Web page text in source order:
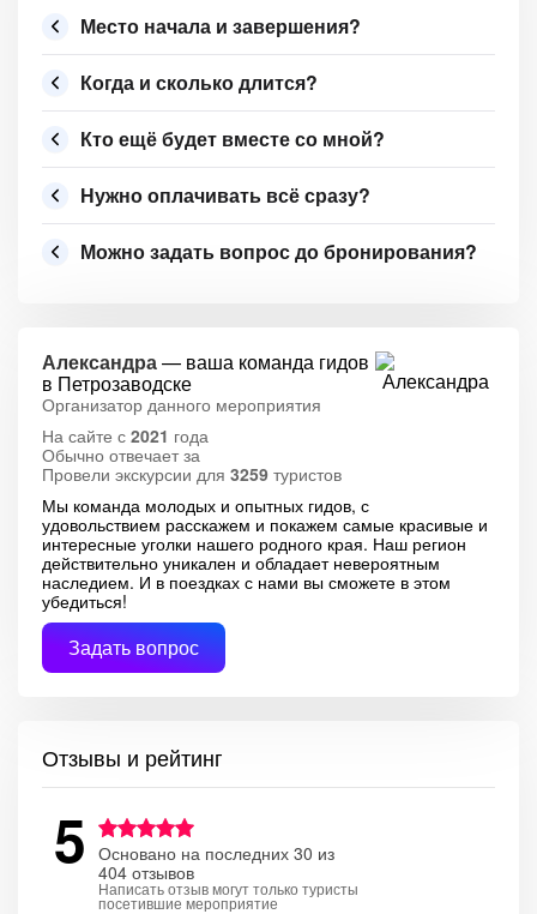
Место начала и завершения?
Когда и сколько длится?
Кто ещё будет вместе со мной?
Нужно оплачивать всё сразу?
Можно задать вопрос до бронирования?
Александра— ваша команда гидов
в Петрозаводске
Организатор данного мероприятия
На сайте с 2021 года
Обычно отвечает за
Провели экскурсии для 3259 туристов
Мы команда молодых и опытных гидов, с
удовольствием расскажем и покажем самые красивые и
интересные уголки нашего родного края. Наш регион
действительно уникален и обладает невероятным
наследием. И в поездках с нами вы сможете в этом
убедиться!
Задать вопрос
Отзывы и рейтинг
5 Основано на последних 30 из
404 отзывов
Написать отзыв могут только туристы
посетившие мероприятие